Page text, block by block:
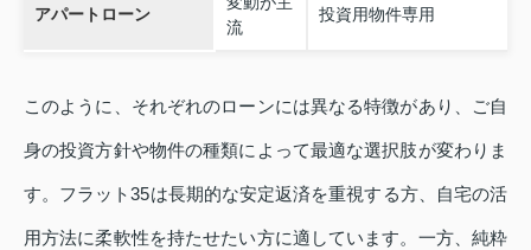
アパートローン
流
投資用物件専用
このように、それぞれのローンには異なる特徴があり、ご自
身の投資方針や物件の種類によって最適な選択肢が変わりま
す。フラット35は長期的な安定返済を重視する方、自宅の活
用方法に柔軟性を持たせたい方に適しています。一方、純粋